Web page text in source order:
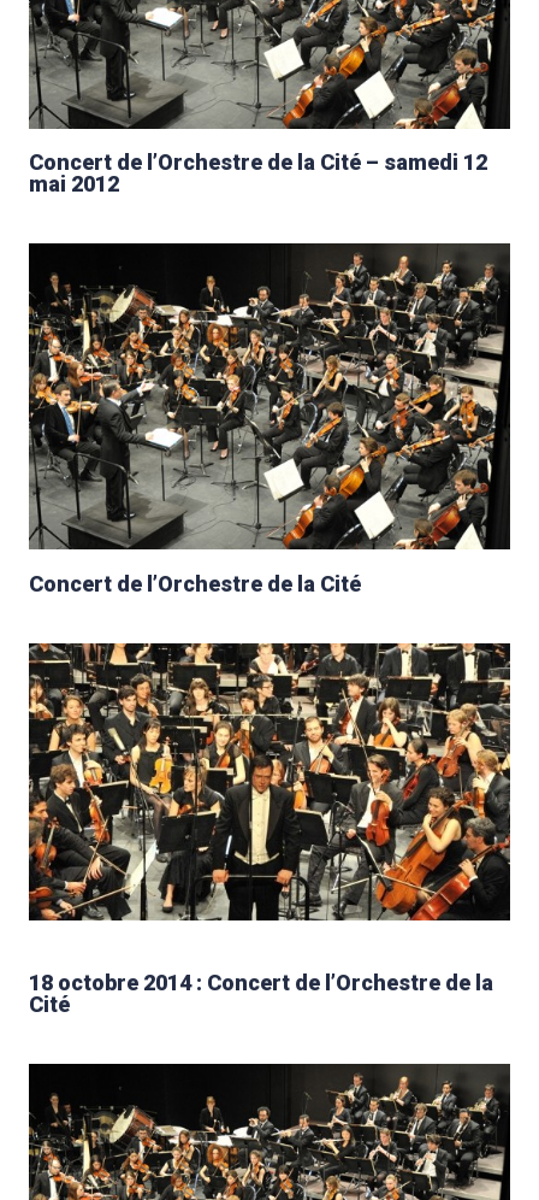
Concert de l’Orchestre de la Cité – samedi 12
mai 2012
Concert de l’Orchestre de la Cité
18 octobre 2014 : Concert de l’Orchestre de la
Cité